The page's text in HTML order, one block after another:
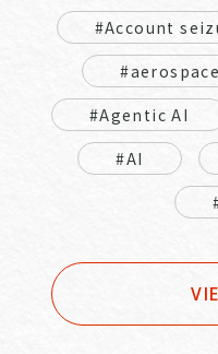
#Account
#aerospace
#Agentic AI
#AI